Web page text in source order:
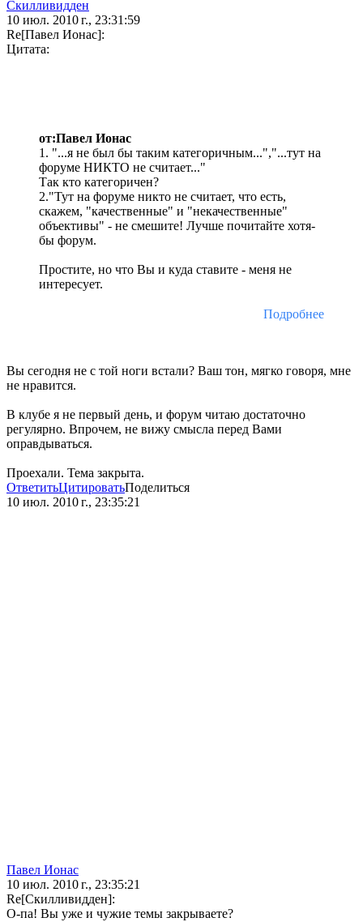
Скилливидден
10 июл. 2010 г., 23:31:59
Re[Павел Ионас]:
Цитата:
от:Павел Ионас
1. "...я не был бы таким категоричным...","...тут на
форуме НИКТО не считает..."
Так кто категоричен?
2."Тут на форуме никто не считает, что есть,
скажем, "качественные" и "некачественные"
объективы" - не смешите! Лучше почитайте хотя-
бы форум.
Простите, но что Вы и куда ставите - меня не
интересует.
Подробнее
Вы сегодня не с той ноги встали? Ваш тон, мягко говоря, мне
не нравится.
В клубе я не первый день, и форум читаю достаточно
регулярно. Впрочем, не вижу смысла перед Вами
оправдываться.
Проехали. Тема закрыта.
ОтветитьЦитироватьПоделиться
10 июл. 2010 г., 23:35:21
Павел Ионас
10 июл. 2010 г., 23:35:21
Re[Скилливидден]:
О-па! Вы уже и чужие темы закрываете?